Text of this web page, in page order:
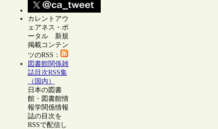
カレントアウ
ェアネス・ポ
ータル 新規
掲載コンテン
ツのRSS：
図書館関係雑
誌目次RSS集
（国内）
日本の図書
館・図書館情
報学関係情報
誌の目次を
RSSで配信し